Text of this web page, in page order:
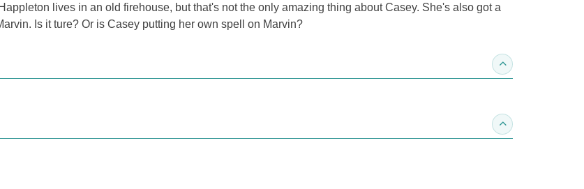
lives in an old firehouse, but that's not the only amazing thing about Casey. She's also got a
Is it ture? Or is Casey putting her own spell on Marvin?
收合得獎紀錄
收合作家介紹